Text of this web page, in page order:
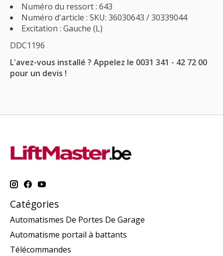
Numéro du ressort : 643
Numéro d'article : SKU: 36030643 / 30339044
Excitation : Gauche (L)
DDC1196
L'avez-vous installé ? Appelez le 0031 341 - 42 72 00
pour un devis !
Catégories
Automatismes De Portes De Garage
Automatisme portail à battants
Télécommandes